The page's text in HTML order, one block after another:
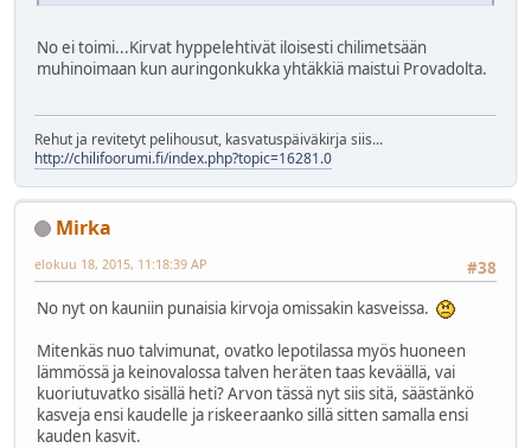
No ei toimi...Kirvat hyppelehtivät iloisesti chilimetsään
muhinoimaan kun auringonkukka yhtäkkiä maistui Provadolta.
Rehut ja revitetyt pelihousut, kasvatuspäiväkirja siis...
http://chilifoorumi.fi/index.php?topic=16281.0
Mirka
#38
elokuu 18, 2015, 11:18:39 AP
No nyt on kauniin punaisia kirvoja omissakin kasveissa.
Mitenkäs nuo talvimunat, ovatko lepotilassa myös huoneen
lämmössä ja keinovalossa talven heräten taas keväällä, vai
kuoriutuvatko sisällä heti? Arvon tässä nyt siis sitä, säästänkö
kasveja ensi kaudelle ja riskeeraanko sillä sitten samalla ensi
kauden kasvit.